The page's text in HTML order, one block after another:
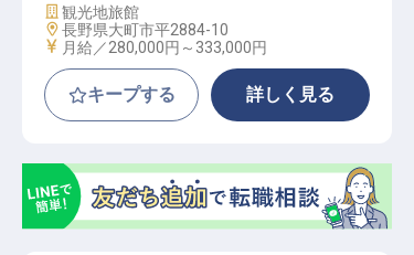
施設業態
観光地旅館
勤務地
長野県大町市平2884-10
給与
月給／280,000円～ 333,000円
キープする 詳しく見る